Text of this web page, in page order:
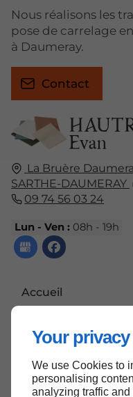
Your
We use Cookies to
personalising
analyzing traffic
La Bruère
SARTHE-DAUMERAY
09 74 56 03 24
Lun - Ven :08h - 19h
Accueil
Mentions légales
Plan du site
Nous réalisons les
pose de carrelage
à Daumeray.
Contact